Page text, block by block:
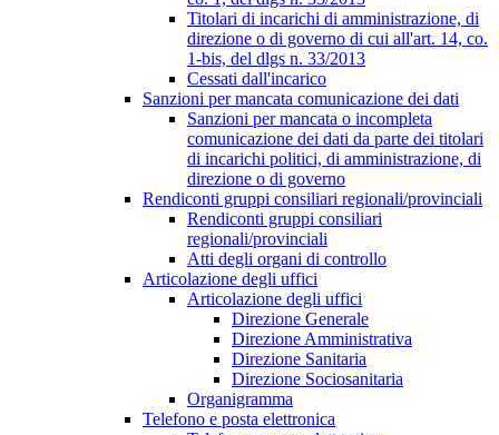
Titolari di incarichi di amministrazione, di
direzione o di governo di cui all'art. 14, co.
1-bis, del dlgs n. 33/2013
Cessati dall'incarico
Sanzioni per mancata comunicazione dei dati
Sanzioni per mancata o incompleta
comunicazione dei dati da parte dei titolari
di incarichi politici, di amministrazione, di
direzione o di governo
Rendiconti gruppi consiliari regionali/provinciali
Rendiconti gruppi consiliari
regionali/provinciali
Atti degli organi di controllo
Articolazione degli uffici
Articolazione degli uffici
Direzione Generale
Direzione Amministrativa
Direzione Sanitaria
Direzione Sociosanitaria
Organigramma
Telefono e posta elettronica